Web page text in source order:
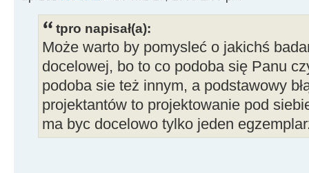
tpro napisał(a):
Może warto by pomysleć o jakichś
docelowej, bo to co podoba się Panu
podoba sie też innym, a podstawowy
projektantów to projektowanie pod
ma byc docelowo tylko jeden